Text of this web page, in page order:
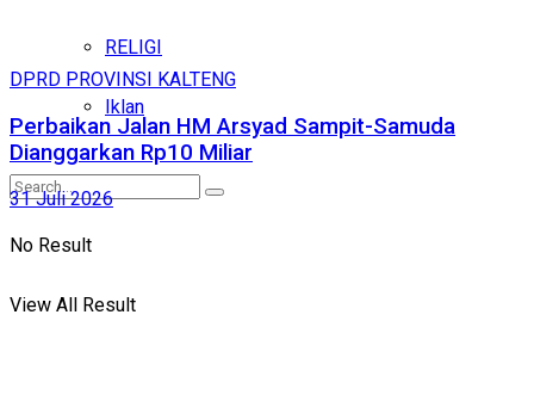
RELIGI
Iklan
No Result
View All Result
DPRD PROVINSI KALTENG
Perbaikan Jalan HM Arsyad Sampit-Samuda
Dianggarkan Rp10 Miliar
31 Juli 2026